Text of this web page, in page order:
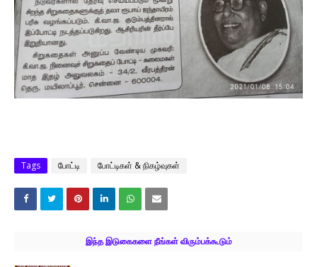
Tags போட்டி போட்டிகள் & நிகழ்வுகள்
இந்த இடுகைகளை நீங்கள் விரும்பக்கூடும்